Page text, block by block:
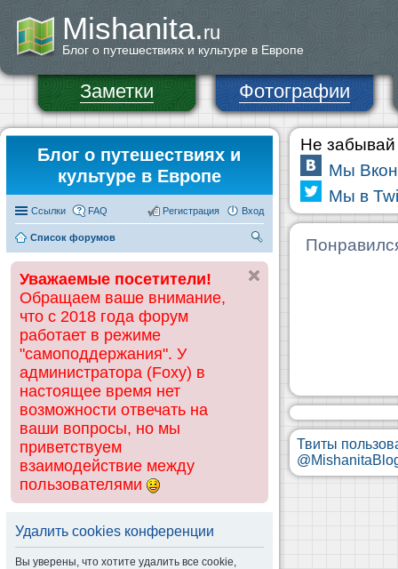
Mishanita.ru
Блог о путешествиях и культуре в Европе
Заметки Фотографии
Блог о путешествиях и
культуре в Европе
Ссылки FAQ Вход
Регистрация
Список форумов
ск
Уважаемые посетители!
Обращаем ваше внимание,
что с 2018 года форум
работает в режиме
"самоподдержания". У
администратора (Foxy) в
настоящее время нет
возможности отвечать на
ваши вопросы, но мы
приветствуем
взаимодействие между
пользователями
Удалить cookies конференции
Вы уверены, что хотите удалить все cookie,
Не забывай
Мы
Мы в
Твиты